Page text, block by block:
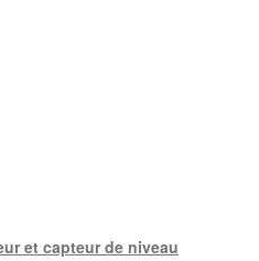
et capteur de niveau